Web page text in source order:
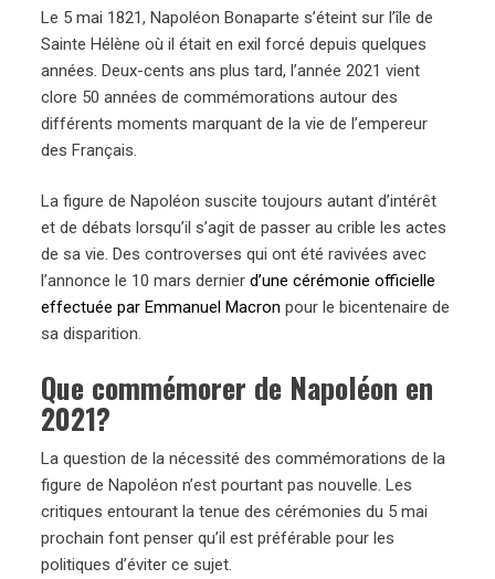
Le 5 mai 1821, Napoléon Bonaparte s’éteint sur l’île de
Sainte Hélène où il était en exil forcé depuis quelques
années. Deux-cents ans plus tard, l’année 2021 vient
clore 50 années de commémorations autour des
différents moments marquant de la vie de l’empereur
des Français.
La figure de Napoléon suscite toujours autant d’intérêt
et de débats lorsqu’il s’agit de passer au crible les actes
de sa vie. Des controverses qui ont été ravivées avec
l’annonce le 10 mars dernierd’une cérémonie officielle
effectuée par Emmanuel Macron pour le bicentenaire de
sa disparition.
Que commémorer de Napoléon en
2021?
La question de la nécessité des commémorations de la
figure de Napoléon n’est pourtant pas nouvelle. Les
critiques entourant la tenue des cérémonies du 5 mai
prochain font penser qu’il est préférable pour les
politiques d’éviter ce sujet.